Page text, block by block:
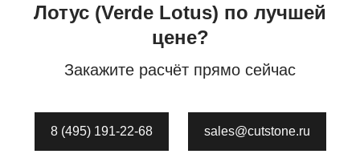
Лотус (Verde Lotus) по лучшей
цене?
Закажите расчёт прямо сейчас
8 (495) 191-22-68 sales@cutstone.ru